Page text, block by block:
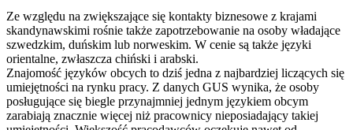
Ze względu na zwiększające się kontakty biznesowe z krajami
skandynawskimi rośnie także zapotrzebowanie na osoby władające
szwedzkim, duńskim lub norweskim. W cenie są także języki
orientalne, zwłaszcza chiński i arabski.
Znajomość języków obcych to dziś jedna z najbardziej liczących się
umiejętności na rynku pracy. Z danych GUS wynika, że osoby
posługujące się biegle przynajmniej jednym językiem obcym
zarabiają znacznie więcej niż pracownicy nieposiadający takiej